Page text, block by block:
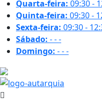
Quarta-feira: 09:30 -
Quinta-feira: 09:30 -
Sexta-feira: 09:30 -
Sábado: ---
Domingo: ---